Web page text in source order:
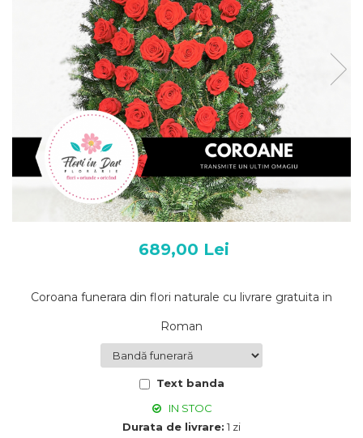
689,00 Lei
Coroana funerara din flori naturale cu livrare gratuita in
Roman
Text banda
IN STOC
Durata de livrare: 1 zi